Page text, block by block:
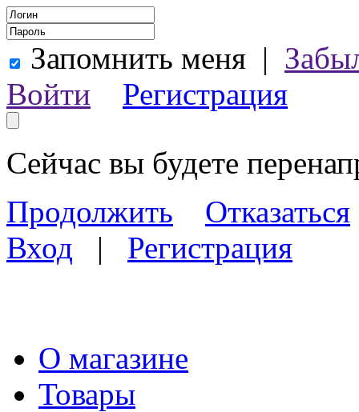
Запомнить меня |
Войти
Регистрация
Сейчас вы будете
Продолжить
Отказаться
Вход | Регистрация
О магазине
Товары